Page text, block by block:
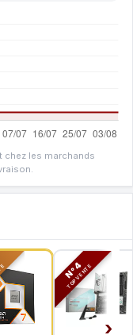
chez les marchands
N°4
TOP VENTE